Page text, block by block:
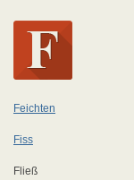
Feichten
Fiss
Fließ